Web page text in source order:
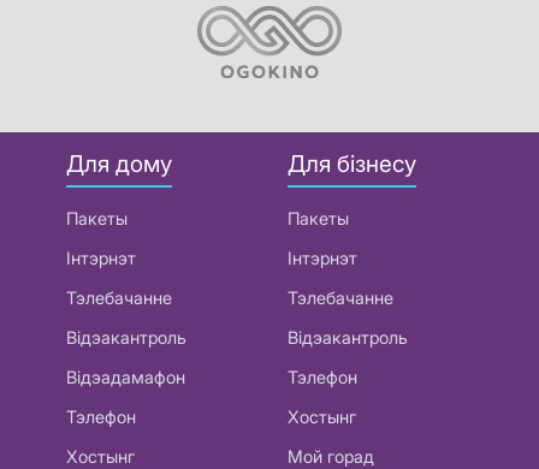
Для дому
Пакеты
Інтэрнэт
Тэлебачанне
Відэакантроль
Відэадамафон
Тэлефон
Хостынг
Для бізнесу
Пакеты
Інтэрнэт
Тэлебачанне
Відэакантроль
Тэлефон
Хостынг
Мой горад